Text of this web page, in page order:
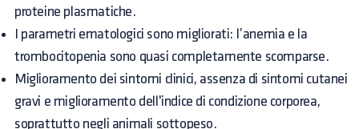
proteine plasmatiche.
I parametri ematologici sono migliorati: l’anemia e la
trombocitopenia sono quasi completamente scomparse.
Miglioramento dei sintomi clinici, assenza di sintomi cutanei
gravi e miglioramento dell'indice di condizione corporea,
soprattutto negli animali sottopeso.